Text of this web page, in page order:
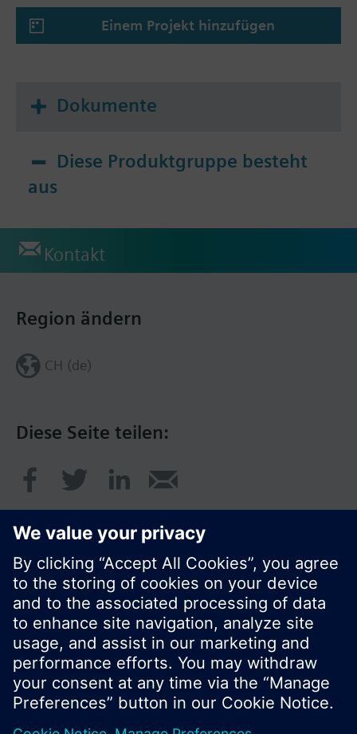
Einem Projekt hinzufügen
Dokumente
Diese Produktgruppe besteht
aus
Kontakt
Diese Seite teilen:
Region ändern
CH (de)
© Siemens Schweiz AG 2017
Produktangebot und Preise können pro Land
variieren.